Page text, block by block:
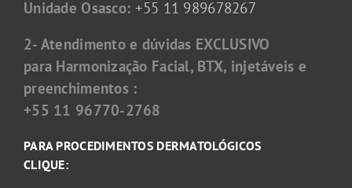
Unidade Osasco: +55 11 989678267
2- Atendimento e dúvidas EXCLUSIVO
para Harmonização Facial, BTX, injetáveis e
preenchimentos :
+55 11 96770-2768
PARA PROCEDIMENTOS DERMATOLÓGICOS
CLIQUE: